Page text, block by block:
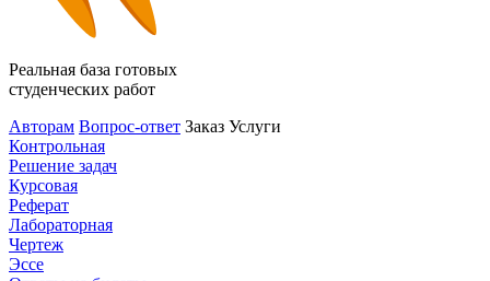
Реальная база готовых
студенческих работ
Авторам Вопрос-ответ Заказ Услуги
Контрольная
Решение задач
Курсовая
Реферат
Лабораторная
Чертеж
Эссе